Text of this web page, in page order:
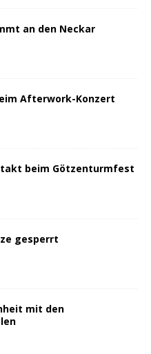
an den Neckar
Afterwork-Konzert
beim Götzenturmfest
gesperrt
mit den